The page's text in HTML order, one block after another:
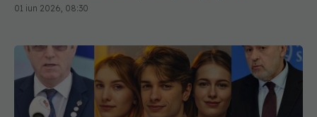
01 iun 2026, 08:30